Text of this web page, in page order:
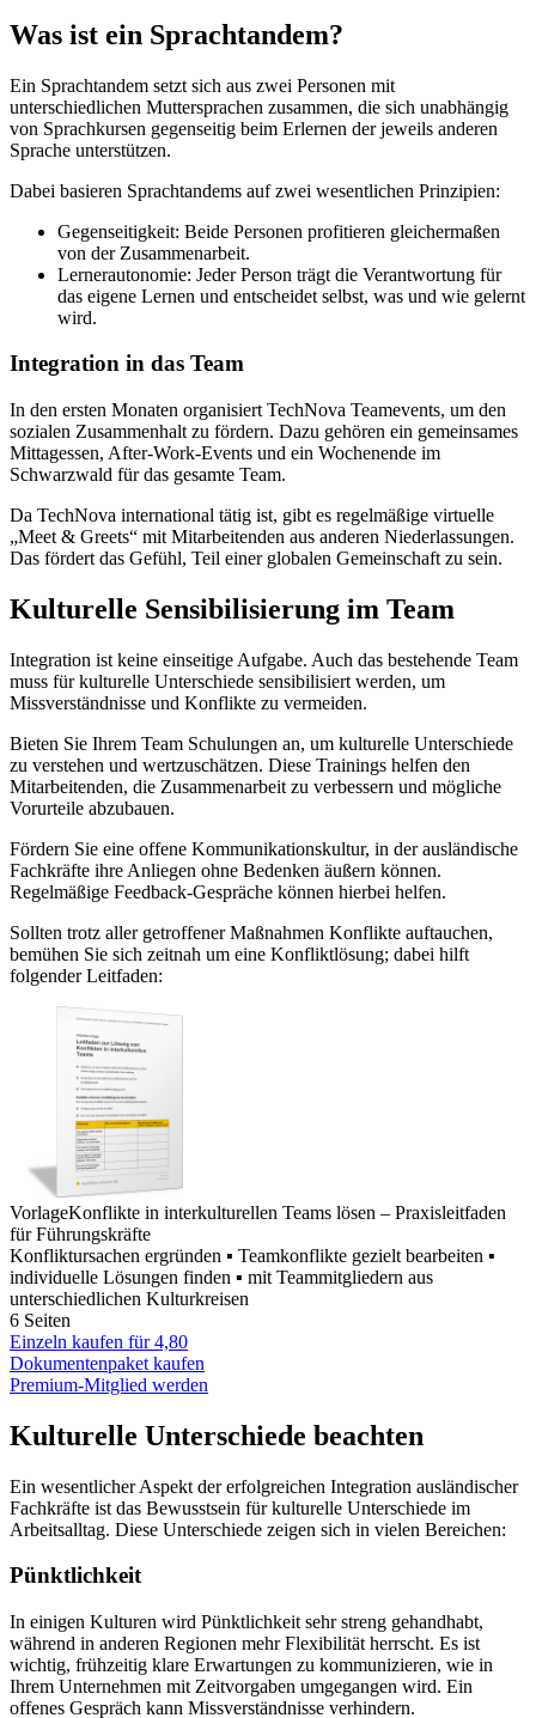
Was ist ein Sprachtandem?
Ein Sprachtandem setzt sich aus zwei Personen mit
unterschiedlichen Muttersprachen zusammen, die sich unabhängig
von Sprachkursen gegenseitig beim Erlernen der jeweils anderen
Sprache unterstützen.
Dabei basieren Sprachtandems auf zwei wesentlichen Prinzipien:
Gegenseitigkeit: Beide Personen profitieren gleichermaßen
von der Zusammenarbeit.
Lernerautonomie: Jeder Person trägt die Verantwortung für
das eigene Lernen und entscheidet selbst, was und wie gelernt
wird.
Integration in das Team
In den ersten Monaten organisiert TechNova Teamevents, um den
sozialen Zusammenhalt zu fördern. Dazu gehören ein gemeinsames
Mittagessen, After-Work-Events und ein Wochenende im
Schwarzwald für das gesamte Team.
Da TechNova international tätig ist, gibt es regelmäßige virtuelle
„Meet & Greets“ mit Mitarbeitenden aus anderen Niederlassungen.
Das fördert das Gefühl, Teil einer globalen Gemeinschaft zu sein.
Kulturelle Sensibilisierung im Team
Integration ist keine einseitige Aufgabe. Auch das bestehende Team
muss für kulturelle Unterschiede sensibilisiert werden, um
Missverständnisse und Konflikte zu vermeiden.
Bieten Sie Ihrem Team Schulungen an, um kulturelle Unterschiede
zu verstehen und wertzuschätzen. Diese Trainings helfen den
Mitarbeitenden, die Zusammenarbeit zu verbessern und mögliche
Vorurteile abzubauen.
Fördern Sie eine offene Kommunikationskultur, in der ausländische
Fachkräfte ihre Anliegen ohne Bedenken äußern können.
Regelmäßige Feedback-Gespräche können hierbei helfen.
Sollten trotz aller getroffener Maßnahmen Konflikte auftauchen,
bemühen Sie sich zeitnah um eine Konfliktlösung; dabei hilft
folgender Leitfaden:
VorlageKonflikte in interkulturellen Teams lösen – Praxisleitfaden
für Führungskräfte
Konfliktursachen ergründen ▪ Teamkonflikte gezielt bearbeiten ▪
individuelle Lösungen finden ▪ mit Teammitgliedern aus
unterschiedlichen Kulturkreisen
6 Seiten
Einzeln kaufen für4,80
Dokumentenpaket kaufen
Premium-Mitglied werden
Kulturelle Unterschiede beachten
Ein wesentlicher Aspekt der erfolgreichen Integration ausländischer
Fachkräfte ist das Bewusstsein für kulturelle Unterschiede im
Arbeitsalltag. Diese Unterschiede zeigen sich in vielen Bereichen:
Pünktlichkeit
In einigen Kulturen wird Pünktlichkeit sehr streng gehandhabt,
während in anderen Regionen mehr Flexibilität herrscht. Es ist
wichtig, frühzeitig klare Erwartungen zu kommunizieren, wie in
Ihrem Unternehmen mit Zeitvorgaben umgegangen wird. Ein
offenes Gespräch kann Missverständnisse verhindern.